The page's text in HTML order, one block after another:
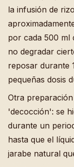
la infusión de
por cada 500 ml
no degradar
reposar durante
pequeñas dosis
Otra
'decocción': se
durante un
hasta que el
jarabe natural